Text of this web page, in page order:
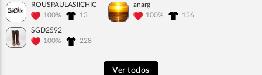
ROUSPAULASIICHIC
100%
13
anarg
100%
136
SGD2592
100%
228
Ver todos